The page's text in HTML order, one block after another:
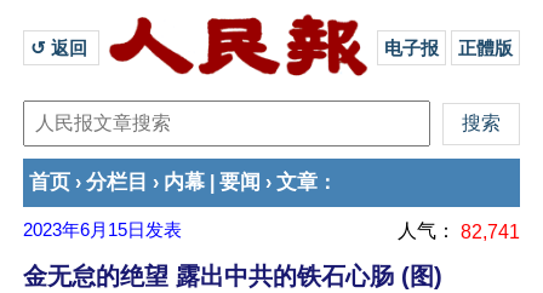
↺ 返回 电子报 正體版
首页 › 分栏目 › 内幕 要闻 › 文章 ：
2023年6月15日 发表 人气： 82,741
金无怠的绝望 露出中共的铁石心肠 (图)